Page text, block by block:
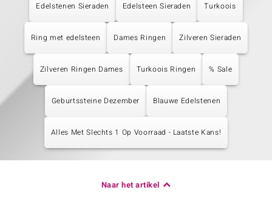
Edelstenen Sieraden Edelsteen Sieraden Turkoois
Ring met edelsteen Dames Ringen Zilveren Sieraden
Zilveren Ringen Dames Turkoois Ringen % Sale
Geburtssteine Dezember Blauwe Edelstenen
Alles Met Slechts 1 Op Voorraad - Laatste Kans!
Naar het artikel